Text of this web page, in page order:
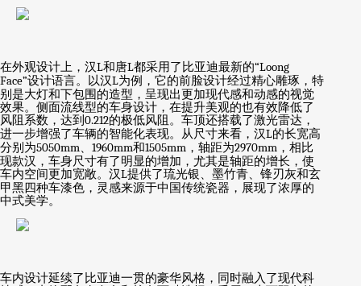
在外观设计上，汉L和唐L都采用了比亚迪最新的“Loong
Face”设计语言。以汉L为例，它的前脸设计经过精心雕琢，特
别是大灯和下包围的造型，呈现出更加现代感和动感的视觉
效果。侧面流线型的车身设计，在提升美观的也有效降低了
风阻系数，达到 0.212的极低风阻。车顶还搭载了激光雷达，
进一步增强了车辆的智能化表现。从尺寸来看，汉L的长宽高
分别为5050mm、 1960mm和1505mm ，轴距为2970mm ，相比
现款汉，车身尺寸有了明显的增加，尤其是轴距的增长，使
车内空间更加宽敞。汉L提供了琉光银、墨竹青、锋刃灰和玄
甲黑四种车漆色，灵感来源于中国传统瓷器，展现了浓厚的
中式美学。
车内设计延续了比亚迪一贯的豪华风格，同时融入了现代科